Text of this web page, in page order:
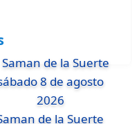
de la Suerte